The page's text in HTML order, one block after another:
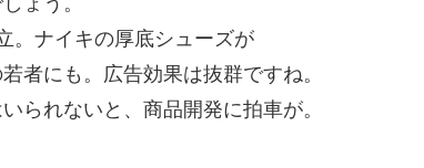
。ナイキの厚底シューズが
者にも。広告効果は抜群ですね。
られないと、商品開発に拍車が。